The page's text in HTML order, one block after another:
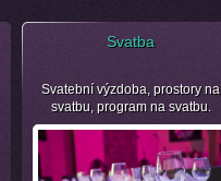
Svatba
Svatební výzdoba, prostory na
svatbu, program na svatbu.